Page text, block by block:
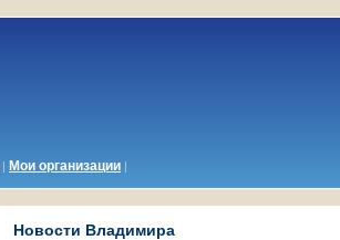
| Мои организации |
Новости Владимира